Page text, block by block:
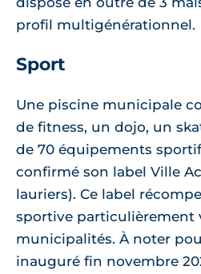
profil multigénérationnel.
Sport
Une piscine municipale
de fitness, un dojo, un
de 70 équipements
confirmé son label Ville
lauriers). Ce label
sportive particulièrement
municipalités. À noter
inauguré fin novembre